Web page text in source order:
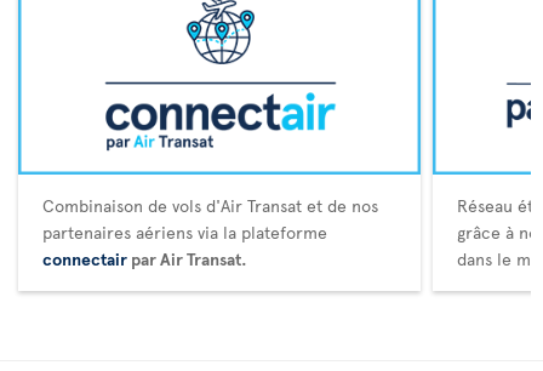
Combinaison de vols d'Air Transat et de nos
partenaires aériens via la plateforme
connectair par Air Transat.
Réseau
grâce à
dans le